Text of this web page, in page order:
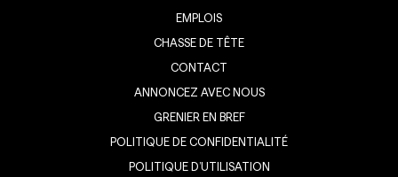
EMPLOIS
CHASSE DE TÊTE
CONTACT
ANNONCEZ AVEC NOUS
GRENIER EN BREF
POLITIQUE DE CONFIDENTIALITÉ
POLITIQUE D’UTILISATION